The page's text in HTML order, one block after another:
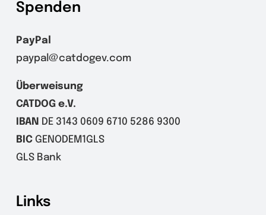
Spenden
PayPal
paypal@catdogev.com
Überweisung
CATDOG e.V.
IBAN
DE 3143 0609 6710 5286 9300
BICGENODEM1GLS
GLS Bank
Links